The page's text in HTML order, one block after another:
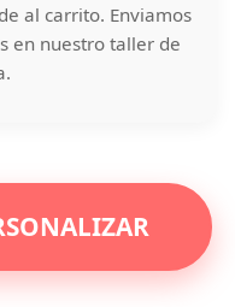
al carrito. Enviamos
en nuestro taller de